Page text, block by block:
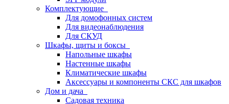
Комплектующие
Для домофонных систем
Для видеонаблюдения
Для СКУД
Шкафы, щиты и боксы
Напольные шкафы
Настенные шкафы
Климатические шкафы
Аксессуары и компоненты СКС для шкафов
Дом и дача
Садовая техника